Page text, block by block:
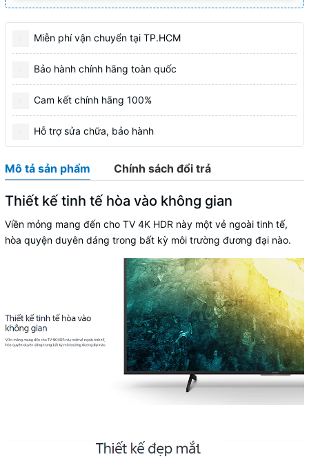
Miễn phí vận chuyển tại TP.HCM
Bảo hành chính hãng toàn quốc
Cam kết chính hãng 100%
Hỗ trợ sửa chữa, bảo hành
Mô tả sản phẩm Chính sách đổi trả
Thiết kế tinh tế hòa vào không gian
Viền mỏng mang đến cho TV 4K HDR này một vẻ ngoài tinh tế,
hòa quyện duyên dáng trong bất kỳ môi trường đương đại nào.